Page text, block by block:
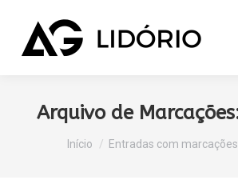
Arquivo de
Você está aqui:
Início Entradas com